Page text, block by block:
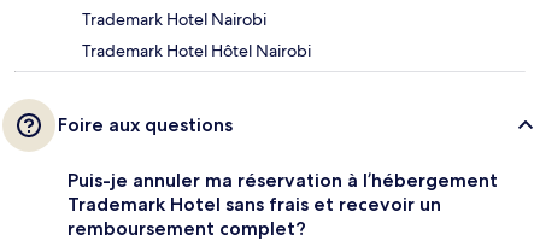
Trademark Hotel Nairobi
Trademark Hotel Hôtel Nairobi
Foire aux questions
Puis-je annuler ma réservation à l’hébergement
Trademark Hotel sans frais et recevoir un
remboursement complet?